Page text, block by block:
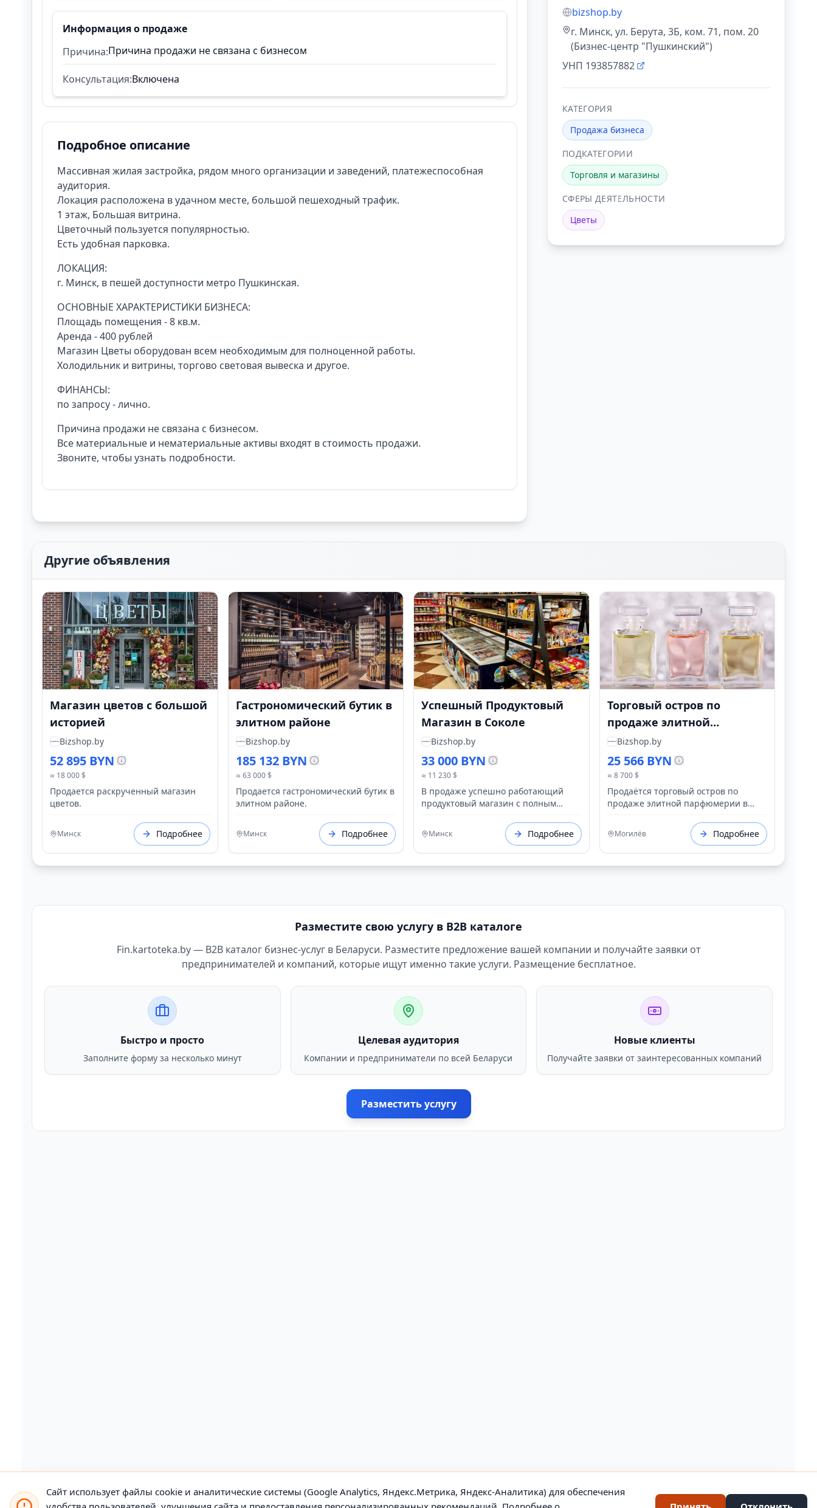
Информация о продаже
Причина:Причина продажи не связана с бизнесом
Консультация:Включена
Подробное описание
Массивная жилая застройка, рядом много организации и заведений, платежеспособная
аудитория.
Локация расположена в удачном месте, большой пешеходный трафик.
1 этаж, Большая витрина.
Цветочный пользуется популярностью.
Есть удобная парковка.
ЛОКАЦИЯ:
г. Минск, в пешей доступности метро Пушкинская.
ОСНОВНЫЕ ХАРАКТЕРИСТИКИ БИЗНЕСА:
Площадь помещения - 8 кв.м.
Аренда - 400 рублей
Магазин Цветы оборудован всем необходимым для полноценной работы.
Холодильник и витрины, торгово световая вывеска и другое.
ФИНАНСЫ:
по запросу - лично.
Причина продажи не связана с бизнесом.
Все материальные и нематериальные активы входят в стоимость продажи.
Звоните, чтобы узнать подробности.
bizshop.by
г. Минск, ул. Берута, 3Б, ком. 71, пом. 20
(Бизнес-центр "Пушкинский")
УНП 193857882
КАТЕГОРИЯ
Продажа бизнеса
ПОДКАТЕГОРИИ
Торговля и магазины
СФЕРЫ ДЕЯТЕЛЬНОСТИ
Цветы
Другие объявления
Магазин цветов с большой
историей
Bizshop.by
52 895 BYN
≈ 18 000 $
Продается раскрученный магазин
цветов.
Минск Подробнее
Гастрономический бутик в
элитном районе
Bizshop.by
185 132 BYN
≈ 63 000 $
Продается гастрономический бутик в
элитном районе.
Минск Подробнее
Успешный Продуктовый
Магазин в Соколе
Bizshop.by
33 000 BYN
≈ 11 230 $
В продаже успешно работающий
продуктовый магазин с полным
клиентурой.
Минск Подробнее
Торговый остров по
продаже элитной
парфюмерии в Могилеве
Bizshop.by
25 566 BYN
≈ 8 700 $
Продаётся торговый остров по
продаже элитной парфюмерии в
Могилёв Подробнее
Разместите свою услугу в B2B каталоге
Fin.kartoteka.by — B2B каталог бизнес-услуг в Беларуси. Разместите предложение вашей компании и получайте заявки от
предпринимателей и компаний, которые ищут именно такие услуги. Размещение бесплатное.
Быстро и просто
Заполните форму за несколько минут
Целевая аудитория
Компании и предприниматели по всей Беларуси
Новые клиенты
Получайте заявки от заинтересованных компаний
Разместить услугу
Сайт использует файлы cookie и аналитические системы (Google Analytics, Яндекс.Метрика, Яндекс-Аналитика) для обеспечения